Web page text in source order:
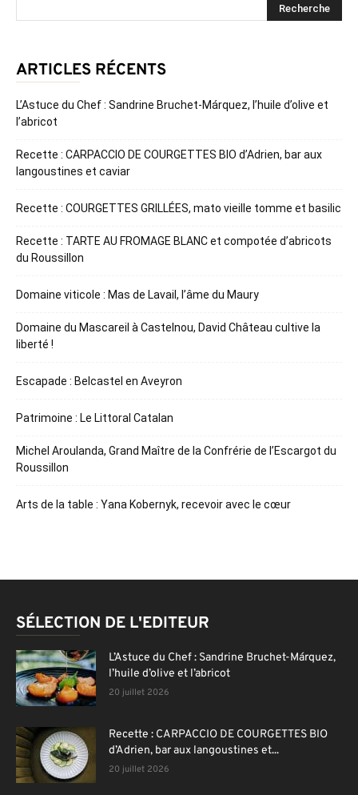
ARTICLES RÉCENTS
L’Astuce du Chef : Sandrine Bruchet-Márquez, l’huile d’olive et
l’abricot
Recette : CARPACCIO DE COURGETTES BIO d’Adrien, bar aux
langoustines et caviar
Recette : COURGETTES GRILLÉES, mato vieille tomme et basilic
Recette : TARTE AU FROMAGE BLANC et compotée d’abricots
du Roussillon
Domaine viticole : Mas de Lavail, l’âme du Maury
Domaine du Mascareil à Castelnou, David Château cultive la
liberté !
Escapade : Belcastel en Aveyron
Patrimoine : Le Littoral Catalan
Michel Aroulanda, Grand Maître de la Confrérie de l’Escargot du
Roussillon
Arts de la table : Yana Kobernyk, recevoir avec le cœur
SÉLECTION DE L'EDITEUR
L’Astuce du Chef : Sandrine Bruchet-Márquez,
l’huile d’olive et l’abricot
20 juillet 2026
Recette : CARPACCIO DE COURGETTES BIO
d’Adrien, bar aux langoustines et...
20 juillet 2026